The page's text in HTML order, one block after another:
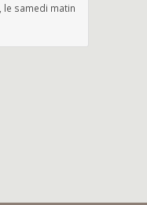
le samedi matin